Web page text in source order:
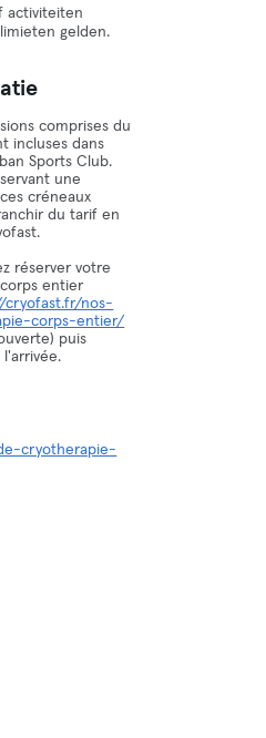
activiteiten
gelden.
comprises du
incluses dans
Sports Club.
une
créneaux
du tarif en
réserver votre
entier
cryofast.fr/nos-
corps-entier/
puis
l'arrivée.
cryotherapie-